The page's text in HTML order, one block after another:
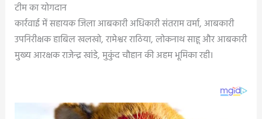
टीम का योगदान
कार्रवाई में सहायक जिला आबकारी अधिकारी संतराम वर्मा, आबकारी
उपनिरीक्षक हाबिल खलखो, रामेश्वर राठिया, लोकनाथ साहू और आबकारी
मुख्य आरक्षक राजेन्द्र खांडे, मुकुंद चौहान की अहम भूमिका रही।